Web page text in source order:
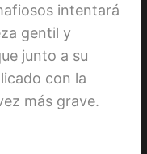
intentará
gentil y
junto a su
con la
más grave.